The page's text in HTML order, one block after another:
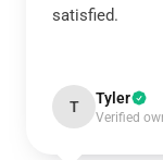
satisfied.
T Tyler
Verified